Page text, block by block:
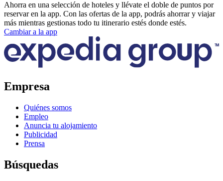
Ahorra en una selección de hoteles y llévate el doble de puntos por
reservar en la app. Con las ofertas de la app, podrás ahorrar y viajar
más mientras gestionas todo tu itinerario estés donde estés.
Cambiar a la app
Empresa
Quiénes somos
Empleo
Anuncia tu alojamiento
Publicidad
Prensa
Búsquedas